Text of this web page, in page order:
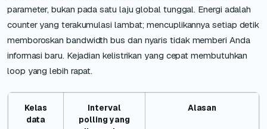
parameter, bukan pada satu laju global tunggal. Energi adalah
counter yang terakumulasi lambat; mencuplikannya setiap detik
memboroskan bandwidth bus dan nyaris tidak memberi Anda
informasi baru. Kejadian kelistrikan yang cepat membutuhkan
loop yang lebih rapat.
Kelas
data
Interval
polling yang
Alasan